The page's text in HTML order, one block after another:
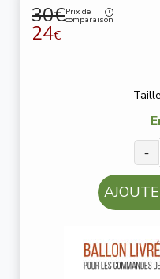
30€Prix de
comparaison
24€
-